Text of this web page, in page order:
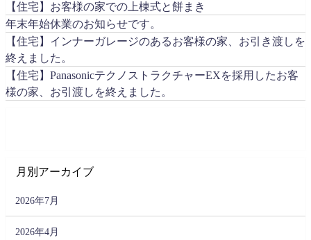
【住宅】お客様の家での上棟式と餅まき
年末年始休業のお知らせです。
【住宅】インナーガレージのあるお客様の家、お引き渡しを
終えました。
【住宅】PanasonicテクノストラクチャーEXを採用したお客
様の家、お引渡しを終えました。
月別アーカイブ
2026年7月
2026年4月